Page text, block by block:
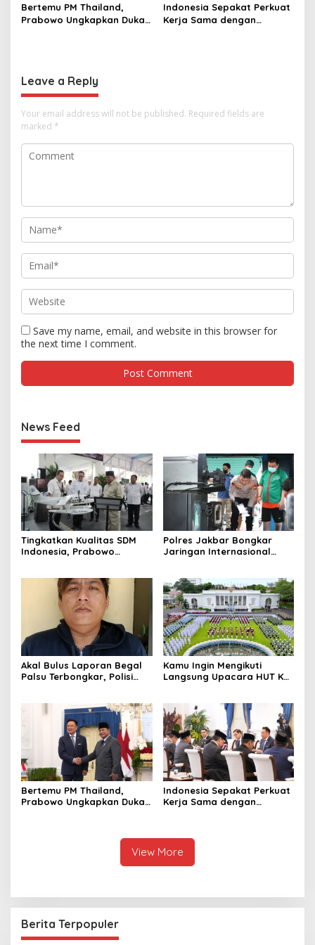
Bertemu PM Thailand,
Prabowo Ungkapkan Duka
Indonesia Sepakat Perkuat
Kerja Sama dengan
Leave a Reply
Your email address will not be published. Required fields are
marked *
Save my name, email, and website in this browser for
the next time I comment.
News Feed
Tingkatkan Kualitas SDM
Indonesia, Prabowo
Terbaik Dunia
Polres Jakbar Bongkar
Jaringan Internasional
Diringkus dan Barang Bukti
1,1 Ton Rp119 Miliar
Dimusnahkan
Akal Bulus Laporan Begal
Palsu Terbongkar, Polisi
Kamu Ingin Mengikuti
Langsung Upacara HUT Ke-
Pendaftaran Resminya di
Sini
Bertemu PM Thailand,
Prabowo Ungkapkan Duka
Indonesia Sepakat Perkuat
Kerja Sama dengan
View More
Berita Terpopuler